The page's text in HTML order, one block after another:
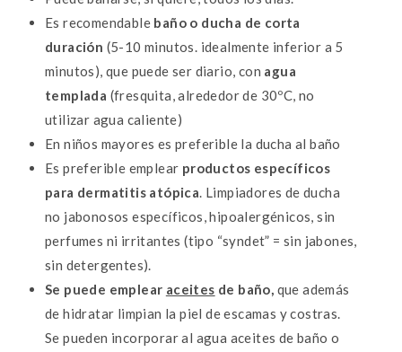
Es recomendable baño o ducha de corta
duración (5-10 minutos. idealmente inferior a 5
minutos), que puede ser diario, con agua
templada (fresquita, alrededor de 30ºC, no
utilizar agua caliente)
En niños mayores es preferible la ducha al baño
Es preferible emplear productos específicos
para dermatitis atópica. Limpiadores de ducha
no jabonosos específicos, hipoalergénicos, sin
perfumes ni irritantes (tipo “syndet” = sin jabones,
sin detergentes).
Se puede emplear aceites de baño, que además
de hidratar limpian la piel de escamas y costras.
Se pueden incorporar al agua aceites de baño o